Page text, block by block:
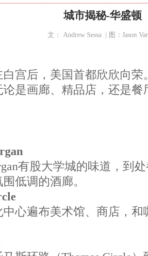
城市揭秘-华盛顿
文： Andrew Sessa | 图：Jason
宫后，美国首都欣欣向
是画廊、精品店，还是餐
有股大学城的味道，到
低调的酒廊。
心遍布美术馆、商店，